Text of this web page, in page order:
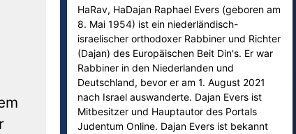
HaRav, HaDajan Raphael Evers (geboren am
8. Mai 1954) ist ein niederländisch-
israelischer orthodoxer Rabbiner und Richter
(Dajan) des Europäischen Beit Din's. Er war
Rabbiner in den Niederlanden und
Deutschland, bevor er am 1. August 2021
nach Israel auswanderte. Dajan Evers ist
Mitbesitzer und Hauptautor des Portals
Judentum Online. Dajan Evers ist bekannt